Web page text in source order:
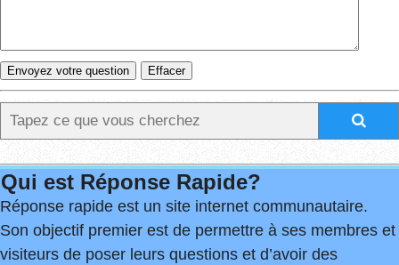
Qui est Réponse Rapide?
Réponse rapide est un site internet communautaire.
Son objectif premier est de permettre à ses membres et
visiteurs de poser leurs questions et d’avoir des